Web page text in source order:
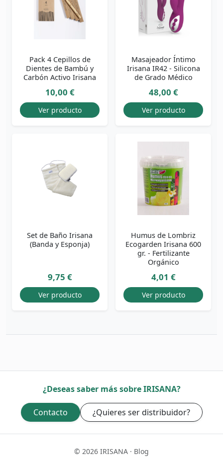
Pack 4 Cepillos de
Dientes de Bambú y
Carbón Activo Irisana
10,00 €
Ver producto
Masajeador Íntimo
Irisana IR42 - Silicona
de Grado Médico
48,00 €
Ver producto
Set de Baño Irisana
(Banda y Esponja)
9,75 €
Ver producto
Humus de Lombriz
Ecogarden Irisana 600
gr. - Fertilizante
Orgánico
4,01 €
Ver producto
¿Deseas saber más sobre IRISANA?
Contacto ¿Quieres ser distribuidor?
© 2026 IRISANA · Blog